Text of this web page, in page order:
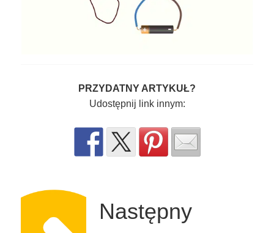
PRZYDATNY ARTYKUŁ?
Udostępnij link innym:
Następny